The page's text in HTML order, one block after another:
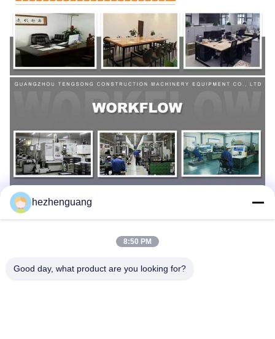
Taggen: 6115-10-1001 Cilinderkop
hezhenguang
8:50 PM
Good day, what product are you looking for?